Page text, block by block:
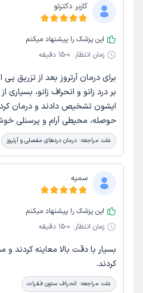
کاربر دکترتو
این پزشک را پیشنهاد میکنم
زمان انتظار: 0-15 دقیقه
برای درمان آرتروز بعد از تزریق پی
بر درد زانو و انحراف زانو،
ایشون تشخیص دادند و درمان
حوصله، محیطی آرام و پرسنلی
علت مراجعه: درمان دردهای مفصلی و آرتروز
سمیه
این پزشک را پیشنهاد میکنم
زمان انتظار: 0-15 دقیقه
بسیار با دقت بالا معاینه کردند
کردند.
علت مراجعه: انحراف ستون فقرات